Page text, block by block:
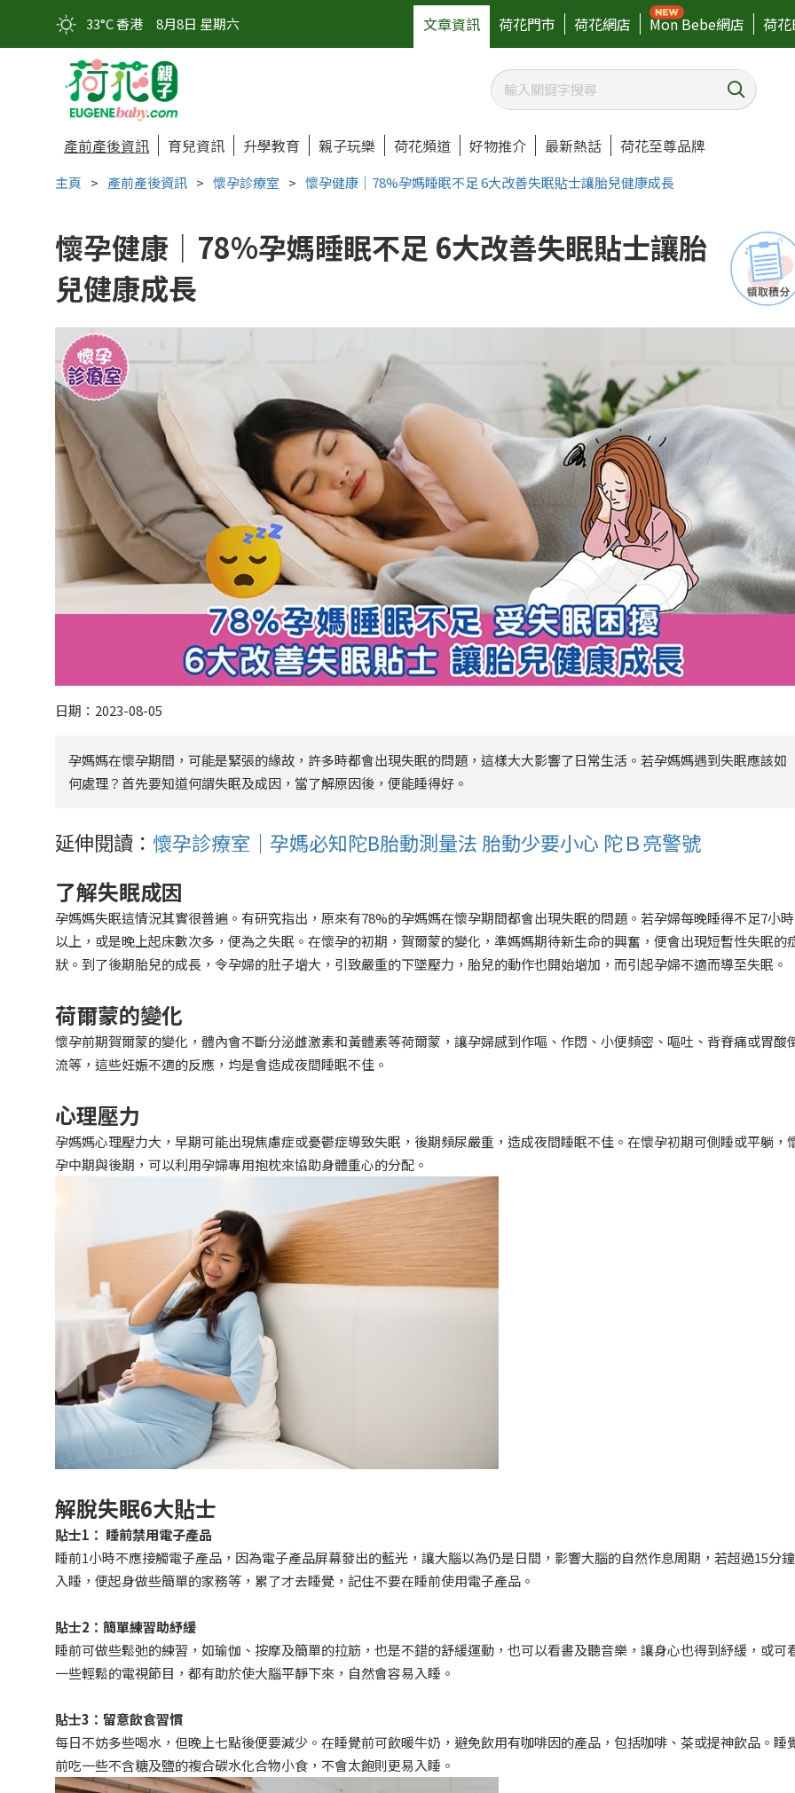
33°C 香港 8月8日 星期六 文章資訊 荷花門市 荷花網店 Mon Bebe網店 荷
產前產後資訊 育兒資訊 升學教育 親子玩樂 荷花頻道 好物推介 最新熱話 荷花至尊品牌
主頁 > 產前產後資訊 > 懷孕診療室 > 懷孕健康｜78%孕媽睡眠不足 6大改善失眠貼士讓胎兒健康成長
懷孕健康｜78%孕媽睡眠不足 6大改善失眠貼士讓胎
兒健康成長
日期：2023-08-05
孕媽媽在懷孕期間，可能是緊張的緣故，許多時都會出現失眠的問題，這樣大大影響了日常生活。若孕媽媽遇到失眠應該如
何處理？首先要知道何謂失眠及成因，當了解原因後，便能睡得好。
延伸閱讀： 懷孕診療室｜孕媽必知陀B胎動測量法 胎動少要小心 陀Ｂ亮警號
了解失眠成因
孕媽媽失眠這情況其實很普遍。有研究指出，原來有78%的孕媽媽在懷孕期間都會出現失眠的問題。若孕婦每晚睡得不足7小
以上，或是晚上起床數次多，便為之失眠。在懷孕的初期，賀爾蒙的變化，準媽媽期待新生命的興奮，便會出現短暫性失眠的
狀。到了後期胎兒的成長，令孕婦的肚子增大，引致嚴重的下墜壓力，胎兒的動作也開始增加，而引起孕婦不適而導至失眠。
荷爾蒙的變化
懷孕前期賀爾蒙的變化，體內會不斷分泌雌激素和黃體素等荷爾蒙，讓孕婦感到作嘔、作悶、小便頻密、嘔吐、背脊痛或胃酸
流等，這些妊娠不適的反應，均是會造成夜間睡眠不佳。
心理壓力
孕媽媽心理壓力大，早期可能出現焦慮症或憂鬱症導致失眠，後期頻尿嚴重，造成夜間睡眠不佳。在懷孕初期可側睡或平躺，
孕中期與後期，可以利用孕婦專用抱枕來協助身體重心的分配。
解脫失眠6大貼士
貼士1 ： 睡前禁用電子產品
睡前1小時不應接觸電子產品，因為電子產品屏幕發出的藍光，讓大腦以為仍是日間，影響大腦的自然作息周期，若超過15分
入睡，便起身做些簡單的家務等，累了才去睡覺，記住不要在睡前使用電子產品。
貼士2 ：簡單練習助紓緩
睡前可做些鬆弛的練習，如瑜伽、按摩及簡單的拉筋，也是不錯的舒緩運動，也可以看書及聽音樂，讓身心也得到紓緩，或可
一些輕鬆的電視節目，都有助於使大腦平靜下來，自然會容易入睡。
貼士3 ：留意飲食習慣
每日不妨多些喝水，但晚上七點後便要減少。在睡覺前可飲暖牛奶，避免飲用有咖啡因的產品，包括咖啡、茶或提神飲品。睡
前吃一些不含糖及鹽的複合碳水化合物小食，不會太飽則更易入睡。